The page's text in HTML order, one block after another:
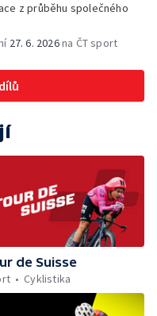
z průběhu společného
27. 6. 2026na ČT sport
de Suisse
Cyklistika